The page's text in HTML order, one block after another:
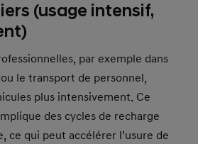
(usage intensif,
par exemple dans
le transport de personnel,
plus intensivement. Ce
des cycles de recharge
ce qui peut accélérer l’usure de